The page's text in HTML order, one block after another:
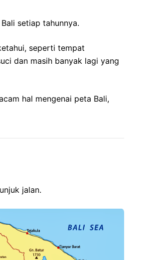
setiap tahunnya.
seperti tempat
dan masih banyak lagi yang
hal mengenai peta Bali,
jalan.